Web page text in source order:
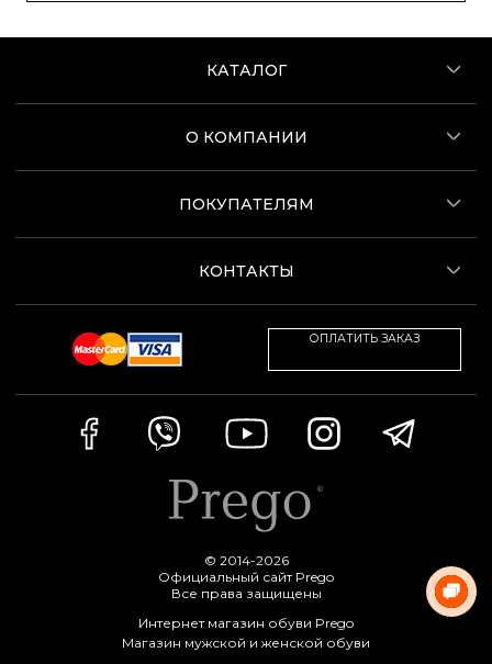
КАТАЛОГ
О КОМПАНИИ
ПОКУПАТЕЛЯМ
КОНТАКТЫ
ОПЛАТИТЬ ЗАКАЗ
© 2014-2026
Официальный сайт Prego
Все права защищены
Интернет магазин обуви Prego
Магазин мужской и женской обуви